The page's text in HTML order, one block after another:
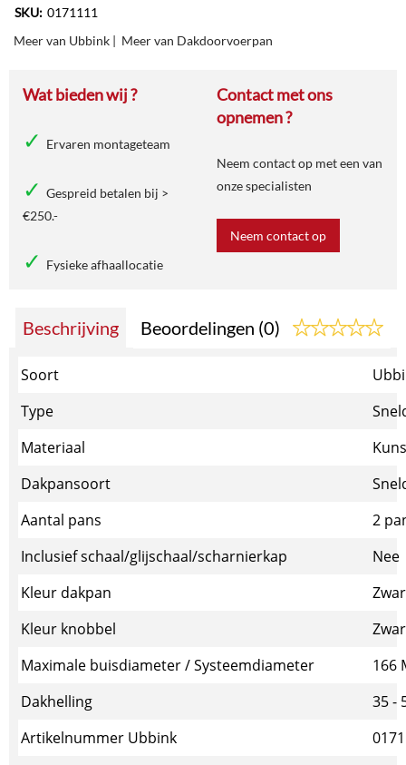
SKU: 0171111
Meer van Ubbink | Meer van Dakdoorvoerpan
Wat bieden wij ?
Ervaren montageteam
Gespreid betalen bij >
€250.-
Fysieke afhaallocatie
Contact met ons
opnemen ?
Neem contact op met een van
onze specialisten
Neem contact op
Beschrijving Beoordelingen (0)
Soort
Type
Materiaal
Dakpansoort
Aantal pans
2
Inclusief schaal/glijschaal/scharnierkap
Nee
Kleur dakpan
Kleur knobbel
Maximale buisdiameter / Systeemdiameter
166
Dakhelling
35 -
Artikelnummer Ubbink